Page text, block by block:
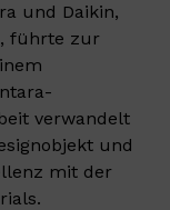
und Daikin,
führte zur
verwandelt
und
mit der